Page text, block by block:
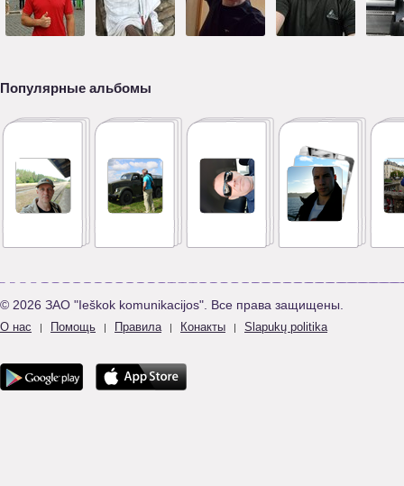
Популярные альбомы
© 2026 ЗАО "Ieškok komunikacijos". Все права защищены.
О нас | Помощь | Правила | Конакты | Slapukų politika